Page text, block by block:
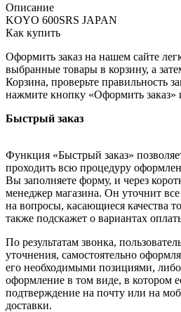
Описание
KOYO 600SRS JAPAN
Как купить
Оформить заказ на нашем сайте
выбранные товары в корзину, а
Корзина, проверьте правильность
нажмите кнопку «Оформить заказ»
Быстрый заказ
Функция «Быстрый заказ»
проходить всю процедуру
Вы заполняете форму, и через
менеджер магазина. Он уточнит все
на вопросы, касающиеся качества
также подскажет о вариантах
По результатам звонка,
уточнения, самостоятельно
его необходимыми позициями, либо
оформление в том виде, в котором
подтверждение на почту или на
доставки.